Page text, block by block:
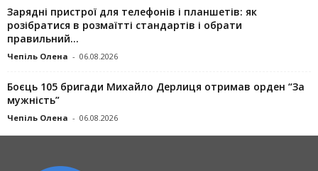
Зарядні пристрої для телефонів і планшетів: як
розібратися в розмаїтті стандартів і обрати
правильний...
Чепіль Олена - 06.08.2026
Боєць 105 бригади Михайло Дерлиця отримав орден “За
мужність”
Чепіль Олена - 06.08.2026